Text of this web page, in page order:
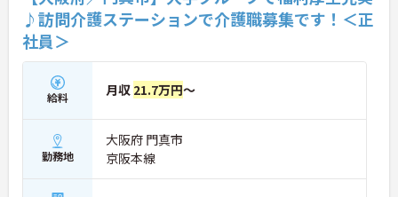
♪訪問介護ステーションで介護職募集です！＜正
社員＞
給料 月収 21.7万円～
勤務地
大阪府 門真市
京阪本線